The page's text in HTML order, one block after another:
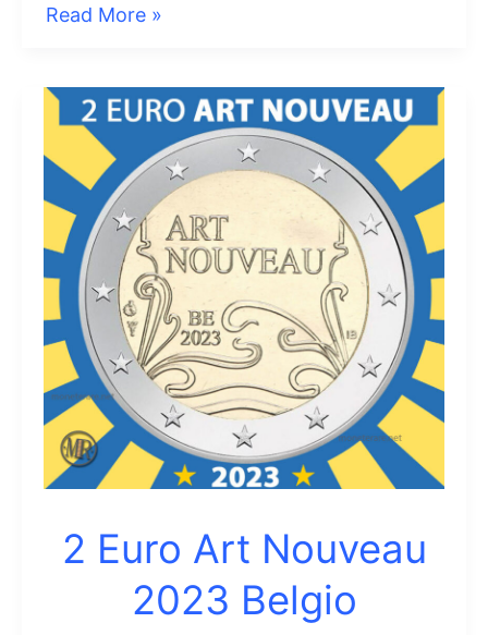
2
Erasmus
Programme
2022
Belgio
Read More »
2 Euro Art Nouveau
2023 Belgio